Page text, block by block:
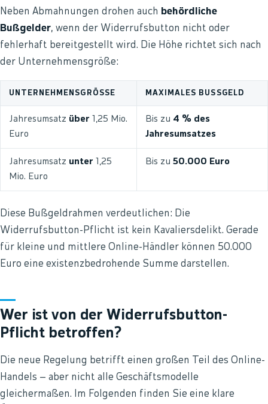
Neben Abmahnungen drohen auch behördliche
Bußgelder, wenn der Widerrufsbutton nicht oder
fehlerhaft bereitgestellt wird. Die Höhe richtet sich nach
der Unternehmensgröße:
UNTERNEHMENSGRÖSSE MAXIMALES BUSSGELD
Jahresumsatz über 1,25 Mio.
Euro
Bis zu 4 % des
Jahresumsatzes
Jahresumsatz unter 1,25
Mio. Euro
Bis zu 50.000 Euro
Diese Bußgeldrahmen verdeutlichen: Die
Widerrufsbutton-Pflicht ist kein Kavaliersdelikt. Gerade
für kleine und mittlere Online-Händler können 50.000
Euro eine existenzbedrohende Summe darstellen.
Wer ist von der Widerrufsbutton-
Pflicht betroffen?
Die neue Regelung betrifft einen großen Teil des Online-
Handels – aber nicht alle Geschäftsmodelle
gleichermaßen. Im Folgenden finden Sie eine klare